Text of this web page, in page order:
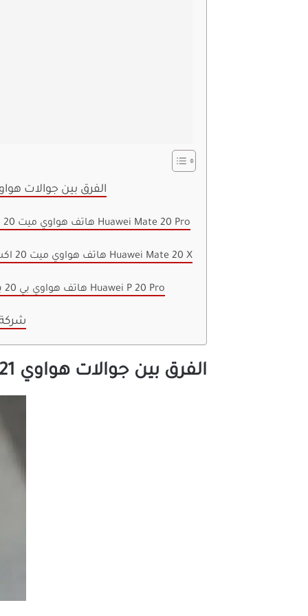
الفرق بين جوالات هواوي
هاتف هواوي ميت 20 برو Huawei Mate 20 Pro
هاتف هواوي ميت 20 اكس Huawei Mate 20 X
هاتف هواوي بي 20 برو Huawei P 20 Pro
الفرق بين جوالات هواوي 2021